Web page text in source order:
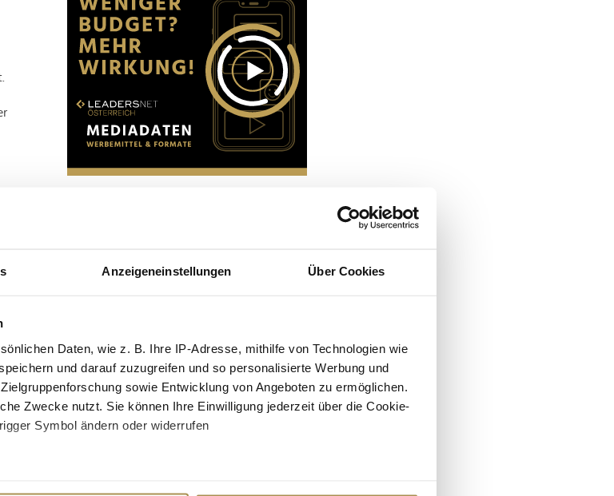
Anzeigeneinstellungen Über Cookies
Daten, wie z. B. Ihre IP-Adresse, mithilfe von Technologien wie
und darauf zuzugreifen und so personalisierte Werbung und
sowie Entwicklung von Angeboten zu ermöglichen.
Zwecke nutzt. Sie können Ihre Einwilligung jederzeit über die Cookie-
Symbol ändern oder widerrufen